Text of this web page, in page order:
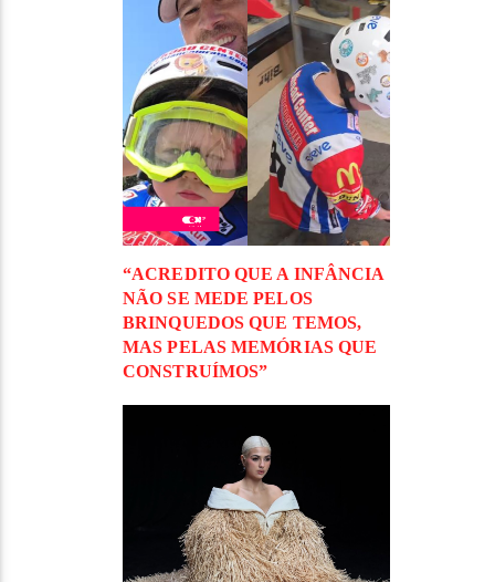
“ACREDITO QUE A INFÂNCIA
NÃO SE MEDE PELOS
BRINQUEDOS QUE TEMOS,
MAS PELAS MEMÓRIAS QUE
CONSTRUÍMOS”